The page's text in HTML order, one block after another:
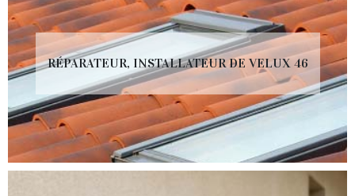
RÉPARATEUR, INSTALLATEUR DE VELUX 46